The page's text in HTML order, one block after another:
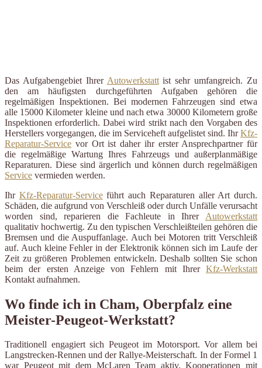
Das Aufgabengebiet Ihrer Autowerkstattist sehr umfangreich. Zu
den am häufigsten durchgeführten Aufgaben gehören die
regelmäßigen Inspektionen. Bei modernen Fahrzeugen sind etwa
alle 15000 Kilometer kleine und nach etwa 30000 Kilometern große
Inspektionen erforderlich. Dabei wird strikt nach den Vorgaben des
Herstellers vorgegangen, die im Serviceheft aufgelistet sind. IhrKfz-
Reparatur-Service vor Ort ist daher ihr erster Ansprechpartner für
die regelmäßige Wartung Ihres Fahrzeugs und außerplanmäßige
Reparaturen. Diese sind ärgerlich und können durch regelmäßigen
Service vermieden werden.
Ihr Kfz-Reparatur-Serviceführt auch Reparaturen aller Art durch.
Schäden, die aufgrund von Verschleiß oder durch Unfälle verursacht
worden sind, reparieren die Fachleute in Ihrer Autowerkstatt
qualitativ hochwertig. Zu den typischen Verschleißteilen gehören die
Bremsen und die Auspuffanlage. Auch bei Motoren tritt Verschleiß
auf. Auch kleine Fehler in der Elektronik können sich im Laufe der
Zeit zu größeren Problemen entwickeln. Deshalb sollten Sie schon
beim der ersten Anzeige von Fehlern mit Ihrer Kfz-Werkstatt
Kontakt aufnahmen.
Wo finde ich in Cham, Oberpfalz eine
Meister-Peugeot-Werkstatt?
Traditionell engagiert sich Peugeot im Motorsport. Vor allem bei
Langstrecken-Rennen und der Rallye-Meisterschaft. In der Formel 1
war Peugeot mit dem McLaren Team aktiv. Kooperationen mit